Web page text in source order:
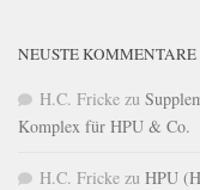
NEUSTE KOMMENTARE
H.C. Fricke zu
Komplex für HPU & Co.
H.C. Fricke zu HPU